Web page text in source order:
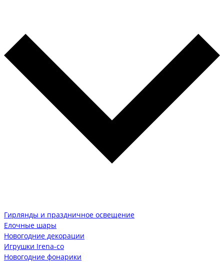
Гирлянды и праздничное освещение
Елочные шары
Новогодние декорации
Игрушки Irena-co
Новогодние фонарики